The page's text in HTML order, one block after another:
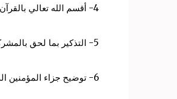
4- أقسم الله تعالي بالقرآن الكريم، وذلك للتأكيد على عظمة القرآن الكريم، وإتباع نهج سيدنا محمد -صلي الله عليه وسلم-.
5- التذكير بما لحق بالمشركين والكفار من عذاب، وذلك إنذار للإنسان بواقع العذاب الاليم عند ارتكاب السيئات، والاتعاظ بما أصاب الأمم السابقة من هلاك ودمار.
6- توضيح جزاء المؤمنين الذين يفعلون الصالحات، بإن لهم أجر وثواب عظيم في الدنيا والآخرة.